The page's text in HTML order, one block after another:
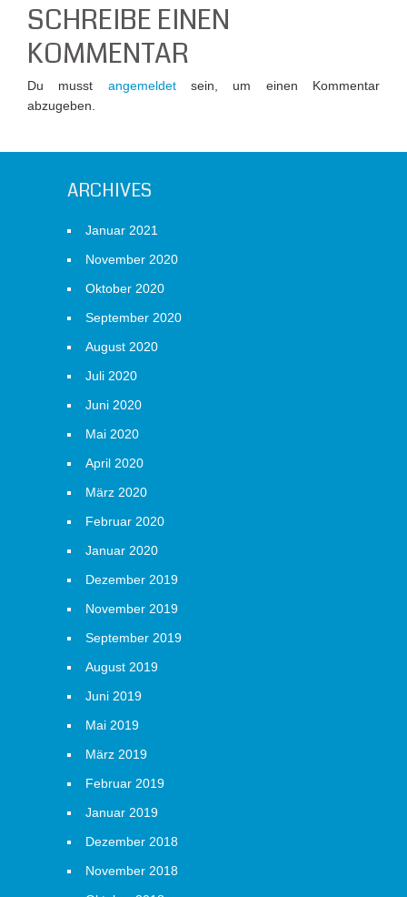
SCHREIBE EINEN
KOMMENTAR
Du musst angemeldetsein, um einen Kommentar
abzugeben.
ARCHIVES
Januar 2021
November 2020
Oktober 2020
September 2020
August 2020
Juli 2020
Juni 2020
Mai 2020
April 2020
März 2020
Februar 2020
Januar 2020
Dezember 2019
November 2019
September 2019
August 2019
Juni 2019
Mai 2019
März 2019
Februar 2019
Januar 2019
Dezember 2018
November 2018